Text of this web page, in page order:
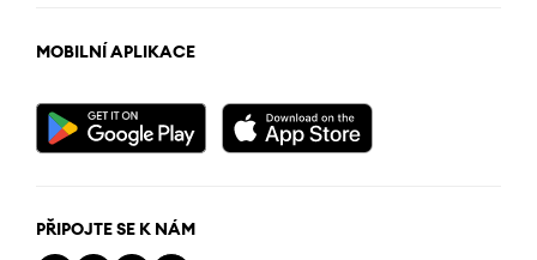
MOBILNÍ APLIKACE
PŘIPOJTE SE K NÁM